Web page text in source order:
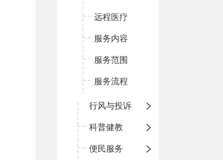
远程医疗
服务内容
服务范围
服务流程
行风与投诉
科普健教
便民服务